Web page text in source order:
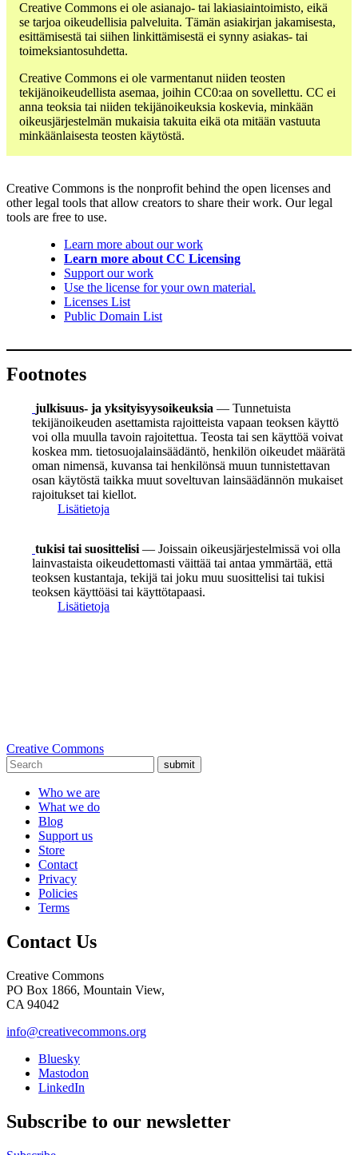
Creative Commons ei ole asianajo- tai lakiasiaintoimisto, eikä
se tarjoa oikeudellisia palveluita. Tämän asiakirjan jakamisesta,
esittämisestä tai siihen linkittämisestä ei synny asiakas- tai
toimeksiantosuhdetta.
Creative Commons ei ole varmentanut niiden teosten
tekijänoikeudellista asemaa, joihin CC0:aa on sovellettu. CC ei
anna teoksia tai niiden tekijänoikeuksia koskevia, minkään
oikeusjärjestelmän mukaisia takuita eikä ota mitään vastuuta
minkäänlaisesta teosten käytöstä.
Creative Commons is the nonprofit behind the open licenses and
other legal tools that allow creators to share their work. Our legal
tools are free to use.
Learn more about our work
Learn more about CC Licensing
Support our work
Use the license for your own material.
Licenses List
Public Domain List
Footnotes
julkisuus- ja yksityisyysoikeuksia — Tunnetuista
tekijänoikeuden asettamista rajoitteista vapaan teoksen käyttö
voi olla muulla tavoin rajoitettua. Teosta tai sen käyttöä voivat
koskea mm. tietosuojalainsäädäntö, henkilön oikeudet määrätä
oman nimensä, kuvansa tai henkilönsä muun tunnistettavan
osan käytöstä taikka muut soveltuvan lainsäädännön mukaiset
rajoitukset tai kiellot.
Lisätietoja
tukisi tai suosittelisi — Joissain oikeusjärjestelmissä voi olla
lainvastaista oikeudettomasti väittää tai antaa ymmärtää, että
teoksen kustantaja, tekijä tai joku muu suosittelisi tai tukisi
teoksen käyttöäsi tai käyttötapaasi.
Lisätietoja
Creative Commons
submit
Who we are
What we do
Blog
Support us
Store
Contact
Privacy
Policies
Terms
Contact Us
Creative Commons
PO Box 1866, Mountain View,
CA 94042
info@creativecommons.org
Bluesky
Mastodon
LinkedIn
Subscribe to our newsletter